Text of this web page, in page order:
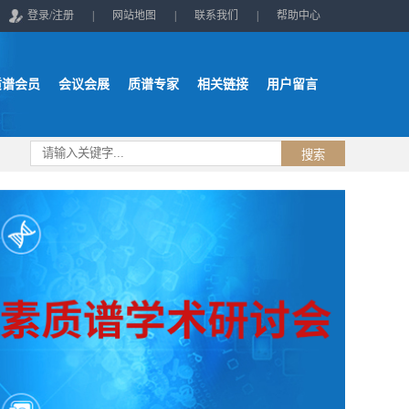
登录/注册 网站地图 联系我们 帮助中心
会员 会议会展 质谱专家 相关链接 用户留言